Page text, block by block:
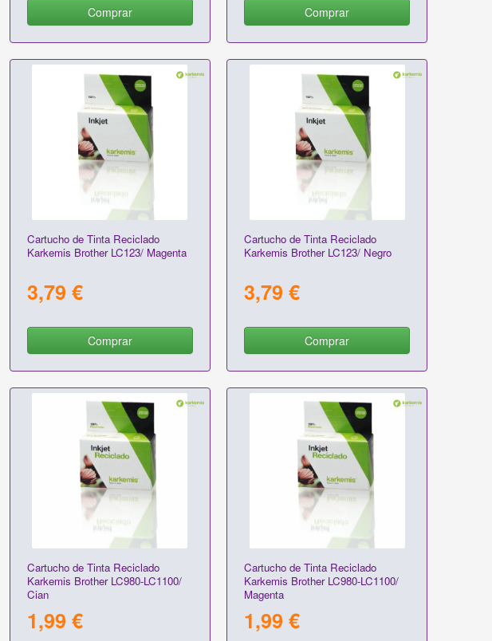
Comprar Comprar
Cartucho de Tinta Reciclado
Karkemis Brother LC123/ Magenta
3,79 €
Comprar
Cartucho de Tinta Reciclado
Karkemis Brother LC123/ Negro
3,79 €
Comprar
Cartucho de Tinta Reciclado
Karkemis Brother LC980-LC1100/
Cian
1,99 €
Cartucho de Tinta Reciclado
Karkemis Brother LC980-LC1100/
Magenta
1,99 €